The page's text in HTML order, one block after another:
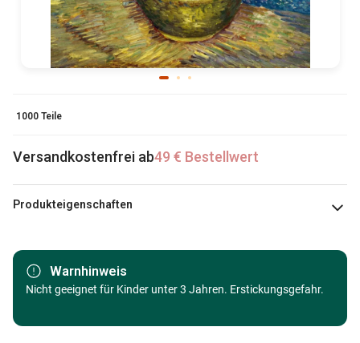
1000 Teile
Versandkostenfrei ab49 € Bestellwert
Produkteigenschaften
Marke Bluebird Puzzle
Kategorie Puzzle - Kunst
Alter
Puzzle für Erwachsene (500 bis
Warnhinweis
Nicht geeignet für Kinder unter 3 Jahren. Erstickungsgefahr.